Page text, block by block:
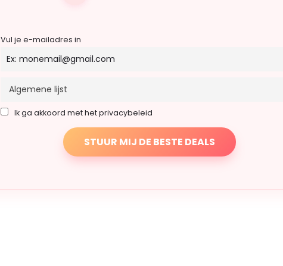
Vul je e-mailadres in
Ik ga akkoord met het privacybeleid